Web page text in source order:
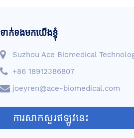
ទាក់ទងមកយើងខ្ញុំ
Suzhou Ace Biomedical
+86 18912386807
joeyren@ace-biomedical.com
ការសាកសួរឥឡូវនេះ